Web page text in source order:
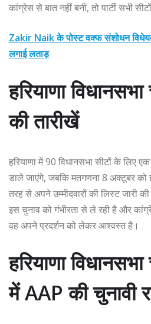
कांग्रेस से बात नहीं बनी, तो पार्टी सभी
Zakir Naik के पोस्ट वक्फ संशोधन
लगाई लताड़
हरियाणा
की तारीखें
हरियाणा में 90 विधानसभा सीटों के लिए
डाले जाएंगे, जबकि मतगणना 8 अक्टूबर
तरह से अपने उम्मीदवारों की लिस्ट जारी
इस चुनाव को गंभीरता से ले रही है और
वह अपने प्रदर्शन को लेकर आश्वस्त है।
हरियाणा
में AAP की चुनावी